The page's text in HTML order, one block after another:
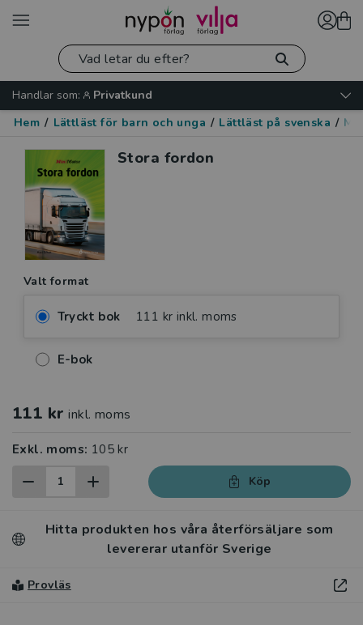
Handlar som:
Privatkund
Hem / Lättläst för barn och unga / Lättläst på svenska /
Stora fordon
Valt format
Tryckt bok 111 kr inkl. moms
E-bok
111 kr inkl. moms
Exkl. moms: 105 kr
Köp
Hitta produkten hos våra återförsäljare som
levererar utanför Sverige
Provläs